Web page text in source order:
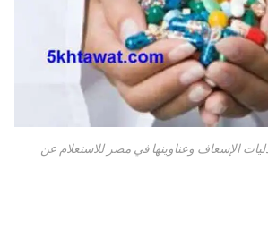
الإسعاف وعناوينها في مصر للاستعلام عن